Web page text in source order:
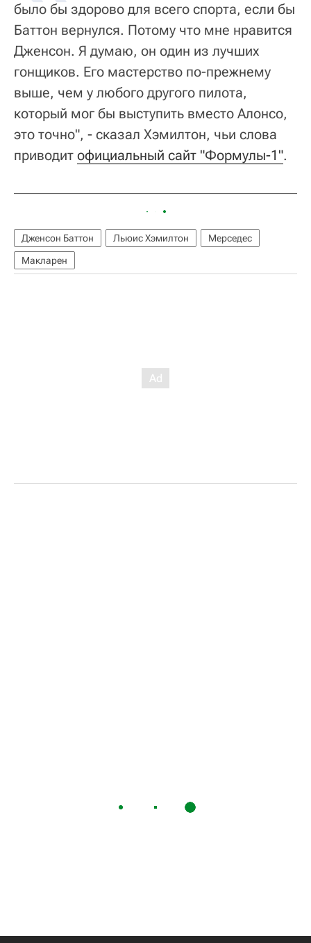
было бы здорово для всего спорта, если бы
Баттон вернулся. Потому что мне нравится
Дженсон. Я думаю, он один из лучших
гонщиков. Его мастерство по-прежнему
выше, чем у любого другого пилота,
который мог бы выступить вместо Алонсо,
это точно", - сказал Хэмилтон, чьи слова
приводит официальный сайт "Формулы-1".
Дженсон Баттон Льюис Хэмилтон
Мерседес
Макларен